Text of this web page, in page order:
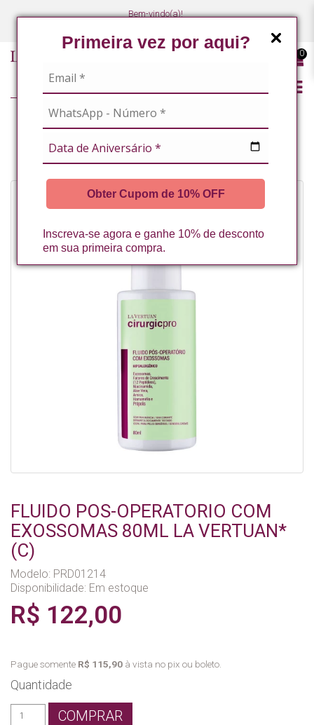
Primeira vez por aqui?
Obter Cupom de 10% OFF
Inscreva-se agora e ganhe 10% de desconto
em sua primeira compra.
Bem-vindo(a)!
0
FLUIDO POS-OPERATORIO COM
EXOSSOMAS 80ML LA VERTUAN*
(C)
Modelo: PRD01214
Disponibilidade: Em estoque
R$ 122,00
Pague somente R$ 115,90 à vista no pix ou boleto.
Quantidade
COMPRAR